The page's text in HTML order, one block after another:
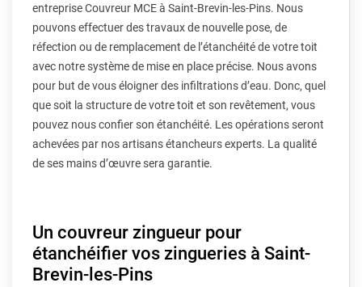
entreprise Couvreur MCE à Saint-Brevin-les-Pins. Nous
pouvons effectuer des travaux de nouvelle pose, de
réfection ou de remplacement de l’étanchéité de votre toit
avec notre système de mise en place précise. Nous avons
pour but de vous éloigner des infiltrations d’eau. Donc, quel
que soit la structure de votre toit et son revêtement, vous
pouvez nous confier son étanchéité. Les opérations seront
achevées par nos artisans étancheurs experts. La qualité
de ses mains d’œuvre sera garantie.
Un couvreur zingueur pour
étanchéifier vos zingueries à Saint-
Brevin-les-Pins